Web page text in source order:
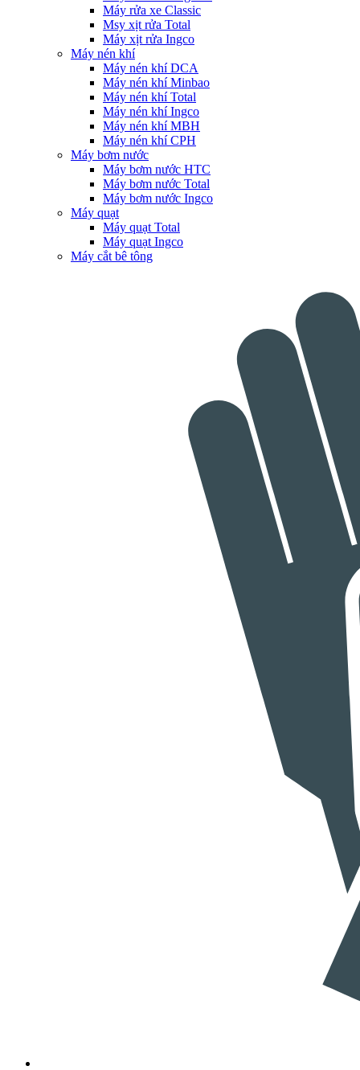
Máy rửa xe Classic
Msy xịt rửa Total
Máy xịt rửa Ingco
Máy nén khí
Máy nén khí DCA
Máy nén khí Minbao
Máy nén khí Total
Máy nén khí Ingco
Máy nén khí MBH
Máy nén khí CPH
Máy bơm nước
Máy bơm nước HTC
Máy bơm nước Total
Máy bơm nước Ingco
Máy quạt
Máy quạt Total
Máy quạt Ingco
Máy cắt bê tông